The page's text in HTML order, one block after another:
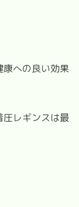
への良い効果
レギンスは最